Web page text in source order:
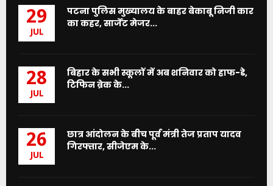
29
JUL
पटना पुलिस मुख्यालय के बाहर बेकाबू निजी कार
का कहर, सार्जेंट मेजर...
28
JUL
बिहार के सभी स्कूलों में अब शनिवार को हाफ-डे,
टिफिन ब्रेक के...
26
JUL
छात्र आंदोलन के बीच पूर्व मंत्री तेज प्रताप यादव
गिरफ्तार, सीजेएम के...